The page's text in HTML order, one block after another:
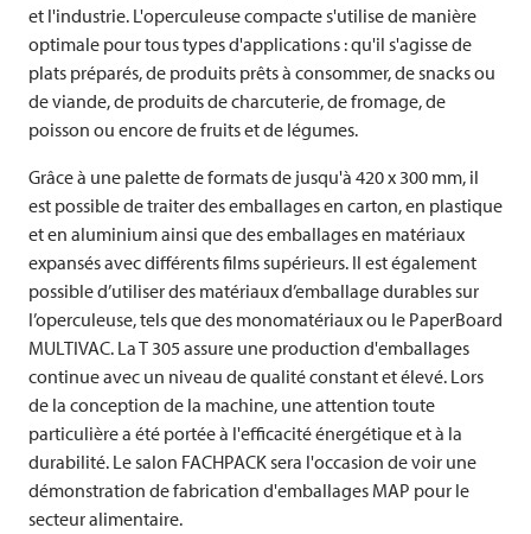
et l'industrie. L'operculeuse compacte s'utilise de manière
optimale pour tous types d'applications : qu'il s'agisse de
plats préparés, de produits prêts à consommer, de snacks ou
de viande, de produits de charcuterie, de fromage, de
poisson ou encore de fruits et de légumes.
Grâce à une palette de formats de jusqu'à 420 x 300 mm, il
est possible de traiter des emballages en carton, en plastique
et en aluminium ainsi que des emballages en matériaux
expansés avec différents films supérieurs. Il est également
possible d’utiliser des matériaux d’emballage durables sur
l’operculeuse, tels que des monomatériaux ou le PaperBoard
MULTIVAC. La T 305 assure une production d'emballages
continue avec un niveau de qualité constant et élevé. Lors
de la conception de la machine, une attention toute
particulière a été portée à l'efficacité énergétique et à la
durabilité. Le salon FACHPACK sera l'occasion de voir une
démonstration de fabrication d'emballages MAP pour le
secteur alimentaire.